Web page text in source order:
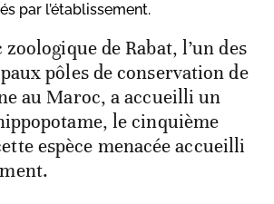
par l’établissement.
zoologique de Rabat, l’un des
pôles de conservation de
au Maroc, a accueilli un
le cinquième
espèce menacée accueilli